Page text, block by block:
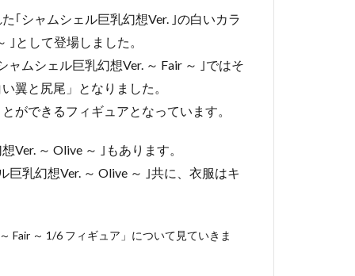
｢シャムシェル巨乳幻想Ver. ｣の白いカラ
｣として登場しました。
ムシェル巨乳幻想Ver. ～ Fair ～ ｣ではそ
翼と尻尾」となりました。
ができるフィギュアとなっています。
～ Olive ～ ｣もあります。
巨乳幻想Ver. ～ Olive ～ ｣共に、衣服はキ
Fair ～ 1/6 フィギュア」について見ていきま